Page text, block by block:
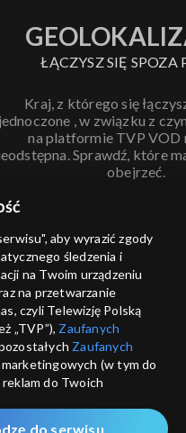
ŁĄCZYSZ SIĘ SPOZA
Kraj, z którego się
, w związku z
na platformie TVP VOD
Sprawdź, które
obejrzeć.
ANULUJ
aby wyrazić zgody
śledzenia i
na Twoim urządzeniu
na przetwarzanie
czyli Telewizję Polską
„TVP”), Zaufanych
Zaufanych
marketingowych (w tym do
do Twoich
na udostępnianie
do serwisu